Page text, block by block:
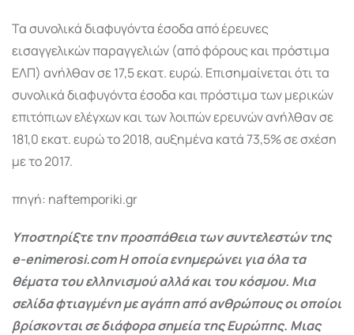
Τα συνολικά διαφυγόντα έσοδα από έρευνες
εισαγγελικών παραγγελιών (από φόρους και πρόστιμα
ΕΛΠ) ανήλθαν σε 17,5 εκατ. ευρώ. Επισημαίνεται ότι τα
συνολικά διαφυγόντα έσοδα και πρόστιμα των μερικών
επιτόπιων ελέγχων και των λοιπών ερευνών ανήλθαν σε
181,0 εκατ. ευρώ το 2018, αυξημένα κατά 73,5% σε σχέση
με το 2017.
πηγή: naftemporiki.gr
Υποστηρίξτε την προσπάθεια των συντελεστών της
e-enimerosi.com Η οποία ενημερώνει για όλα τα
θέματα του ελληνισμού αλλά και του κόσμου. Μια
σελίδα φτιαγμένη με αγάπη από ανθρώπους οι οποίοι
βρίσκονται σε διάφορα σημεία της Ευρώπης. Μιας